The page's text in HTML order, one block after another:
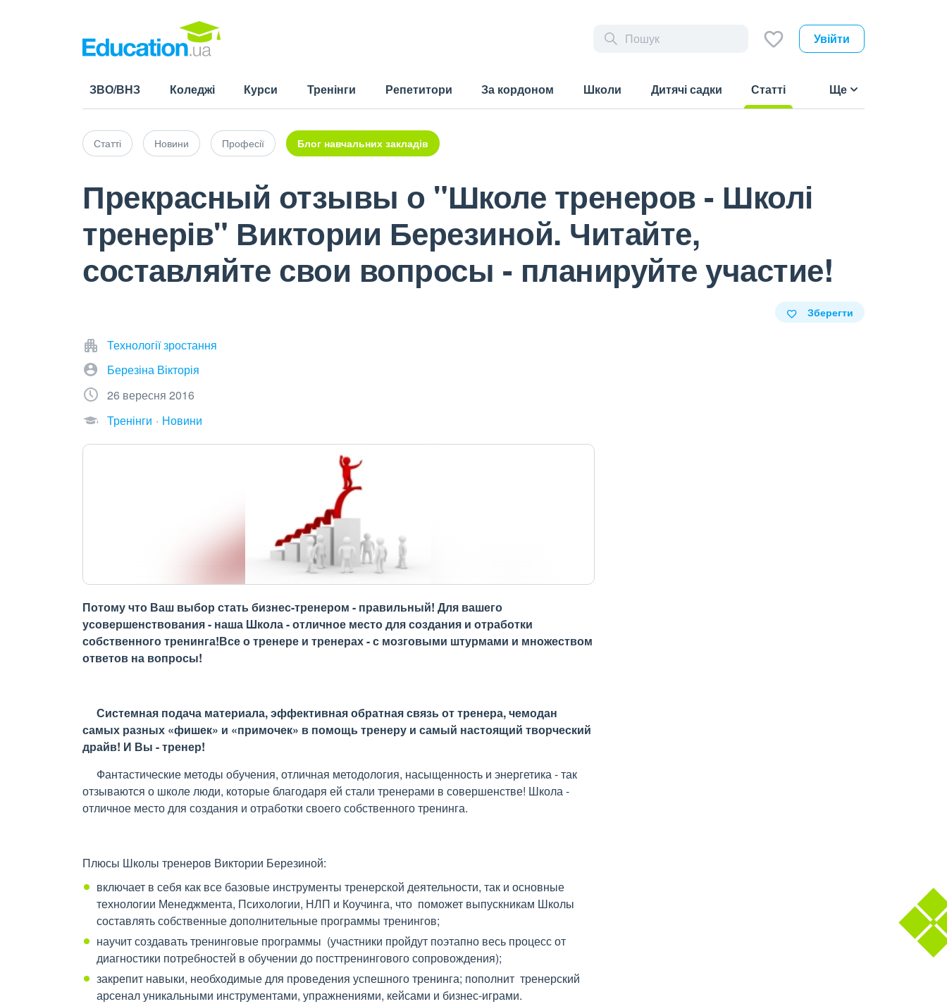
Увійти
ЗВО/ВНЗ Коледжі Курси Тренінги Репетитори За кордоном Школи Дитячі садки
Статті
Ще
Статті Новини Професії Блог навчальних закладів
Прекрасный отзывы о "Школе тренеров - Школі
тренерів" Виктории Березиной. Читайте,
составляйте свои вопросы - планируйте участие!
Зберегти
Технології зростання
Березіна Вікторія
26 вересня 2016
Тренінги
Новини
Потому что Ваш выбор стать бизнес-тренером - правильный! Для вашего
усовершенствования - наша Школа - отличное место для создания и отработки
собственного тренинга!Все о тренере и тренерах - с мозговыми штурмами и множеством
ответов на вопросы!
Системная подача материала, эффективная обратная связь от тренера, чемодан
самых разных «фишек» и «примочек» в помощь тренеру и самый настоящий творческий
драйв! И Вы - тренер!
Фантастические методы обучения, отличная методология, насыщенность и энергетика - так
отзываются о школе люди, которые благодаря ей стали тренерами в совершенстве! Школа -
отличное место для создания и отработки своего собственного тренинга.
Плюсы Школы тренеров Виктории Березиной:
включает в себя как все базовые инструменты тренерской деятельности, так и основные
технологии Менеджмента, Психологии, НЛП и Коучинга, что поможет выпускникам Школы
составлять собственные дополнительные программы тренингов;
научит создавать тренинговые программы (участники пройдут поэтапно весь процесс от
диагностики потребностей в обучении до посттренингового сопровождения);
закрепит навыки, необходимые для проведения успешного тренинга; пополнит тренерский
арсенал уникальными инструментами, упражнениями, кейсами и бизнес-играми.